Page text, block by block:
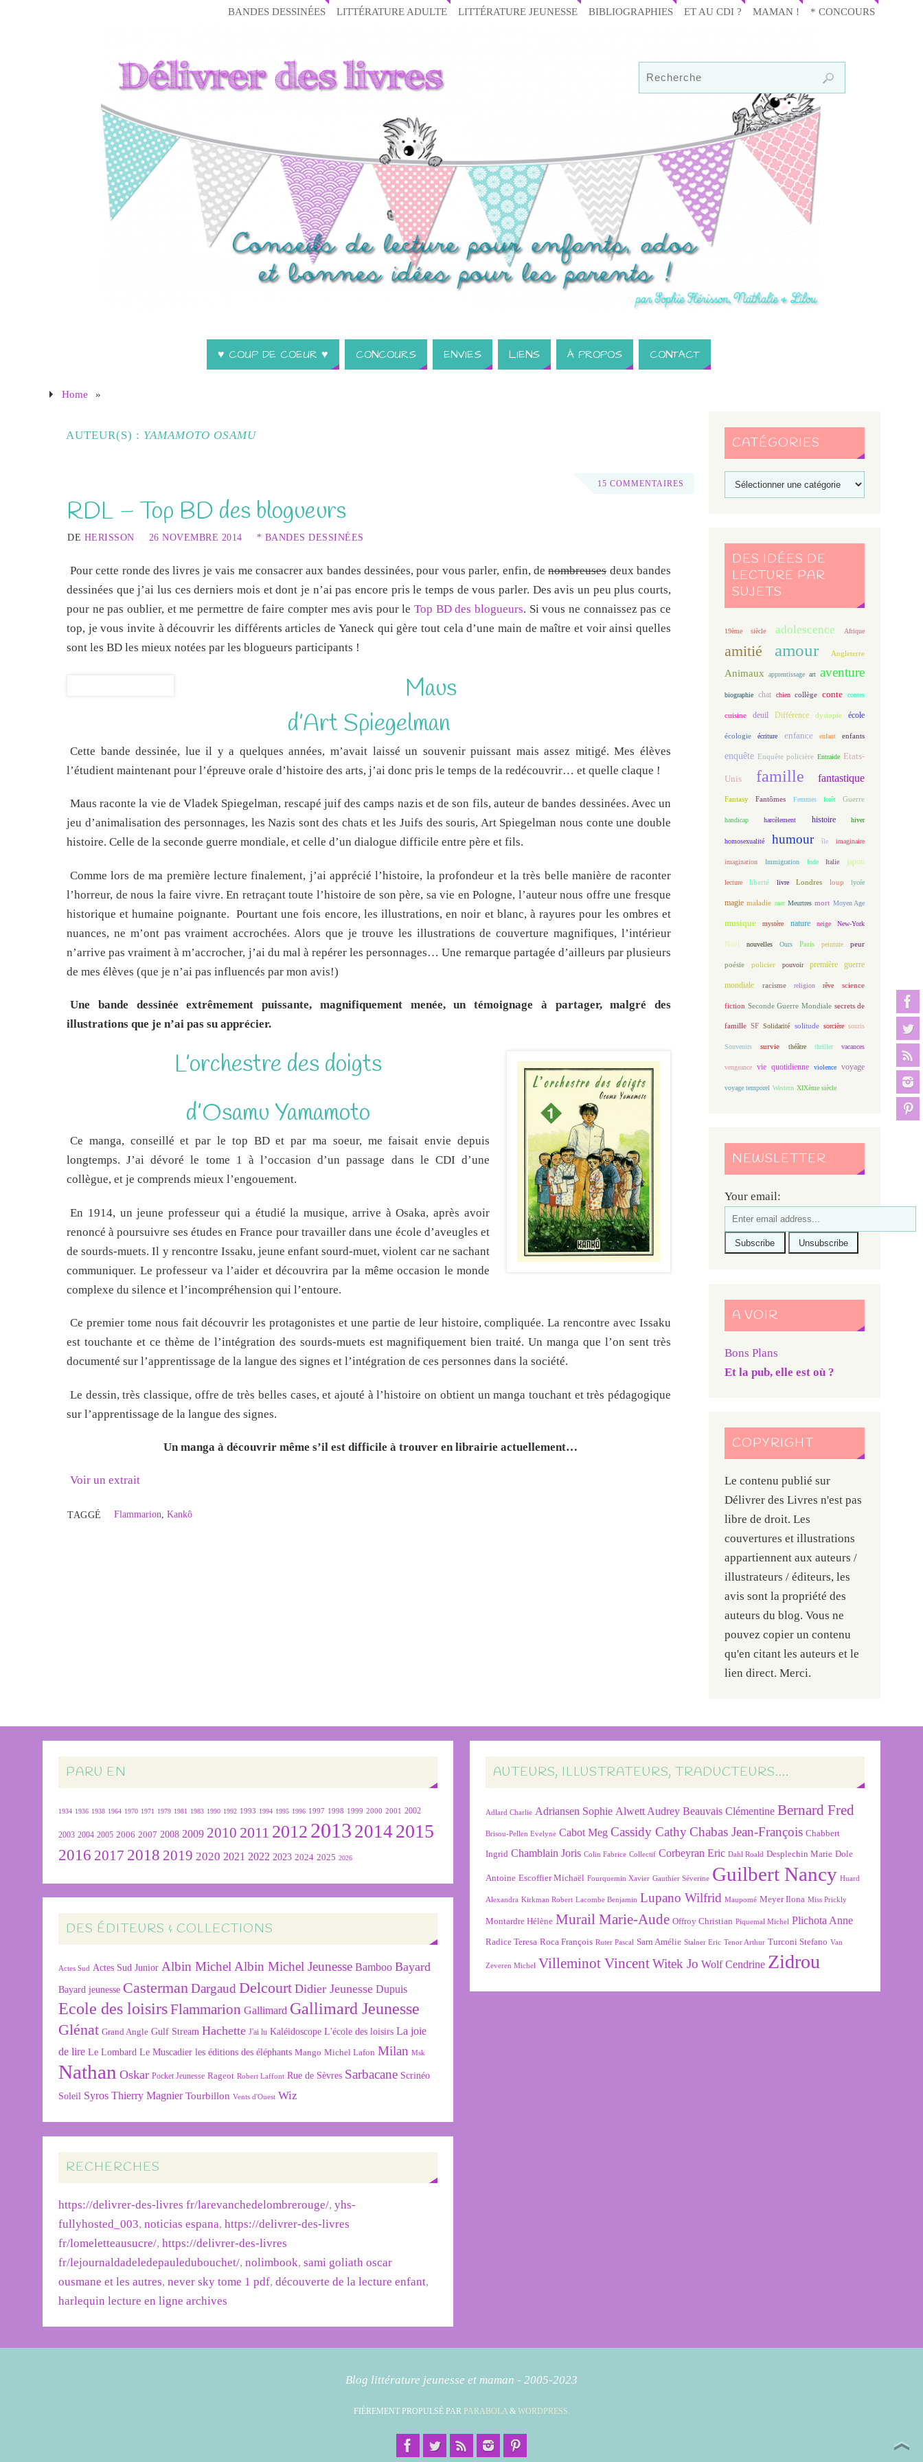
BANDES DESSINÉES LITTÉRATURE ADULTE LITTÉRATURE JEUNESSE BIBLIOGRAPHIES ET AU CDI ? MAMAN ! * CONCOURS
♥ COUP DE COEUR ♥ CONCOURS ENVIES LIENS À PROPOS CONTACT
Home »
AUTEUR(S) : YAMAMOTO OSAMU
15 COMMENTAIRES
RDL – Top BD des blogueurs
DE HERISSON 26 NOVEMBRE 2014 * BANDES DESSINÉES
Pour cette ronde des livres je vais me consacrer aux bandes dessinées, pour vous parler, enfin, denombreusesdeux bandes
dessinées que j’ai lus ces derniers mois et dont je n’ai pas encore pris le temps de vous parler. Des avis un peu plus courts,
pour ne pas oublier, et me permettre de faire compter mes avis pour leTop BD des blogueurs. Si vous ne connaissez pas ce
top, je vous invite à découvrir les différents articles de Yaneck qui gère tout cela d’une main de maître et voir ainsi quelles
sont les BD les mieux notées par les blogueurs participants !
Maus
d’Art Spiegelman
Cette bande dessinée, lue il y a quelques années, m’avait laissé un souvenir puissant mais assez mitigé. Mes élèves
l’étudient maintenant pour l’épreuve orale d’histoire des arts, j’ai donc pris le temps de la redécouvrir… et quelle claque !
Maus raconte la vie de Vladek Spiegelman, rescapé juif des camps nazis et de son fils, auteur de bandes dessinées. Avec un
jeu d’animalisation des personnages, les Nazis sont des chats et les Juifs des souris, Art Spiegelman nous conte une double
histoire. Celle de la seconde guerre mondiale, et celle d’un dialogue difficile entre père et fils.
Comme lors de ma première lecture finalement, j’ai apprécié l’histoire, la profondeur et la très belle manière de raconter
l’horreur, de nous la faire vivre. En retraçant toute l’histoire de son père, sa vie en Pologne, l’auteur nous offre une fresque
historique et humaine poignante. Pourtant une fois encore, les illustrations, en noir et blanc, à rayures pour les ombres et
nuances, ne m’ont pas vraiment accrochées. Alors que je trouve les illustrations de couverture magnifiques, l’intérieur
n’arrive pas vraiment à m’accrocher, j’ai du mal à repérer les personnages… Une remarque partagée d’ailleurs par plusieurs
de mes élèves (que je n’ai pas influencés par mon avis!)
Une bande dessinée extrêmement puissante, magnifiquement menée, un témoignage à partager, malgré des
illustrations que je n’ai pas su apprécier.
L’orchestre des doigts
d’Osamu Yamamoto
Ce manga, conseillé et par le top BD et par ma soeur, me faisait envie depuis
longtemps. J’ai dévoré le tome 1 à l’occasion d’un passage dans le CDI d’une
collègue, et je comprends mieux l’engouement.
En 1914, un jeune professeur qui a étudié la musique, arrive à Osaka, après avoir
renoncé à poursuivre ses études en France pour travailler dans une école d’aveugles et
de sourds-muets. Il y rencontre Issaku, jeune enfant sourd-muet, violent car ne sachant
communiquer. Le professeur va l’aider et découvrira par la même occasion le monde
complexe du silence et l’incompréhension qui l’entoure.
Ce premier tome nous fait découvrir les protagonistes et une partie de leur histoire, compliquée. La rencontre avec Issaku
est touchante et ce thème de l’intégration des sourds-muets est magnifiquement bien traité. Un manga que l’on sent très
documenté sur l’apprentissage de la langue des signes et l’intégration de ces personnes dans la société.
Le dessin, très classique, offre de très belles cases, et ajouté à l’histoire on obtient un manga touchant et très pédagogique
sur l’apprentissage de la langue des signes.
Un manga à découvrir même s’il est difficile à trouver en librairie actuellement…
Voir un extrait
TAGGÉ Flammarion Kankô
CATÉGORIES
DES IDÉES DE
LECTURE PAR
SUJETS
19ème siècle adolescence Afrique
amitié amour Angleterre
Animaux apprentissage art aventure
biographie chat chien collège conte contes
cuisine deuil Différence dystopie école
écologie écriture enfance enfant enfants
enquête Enquête policière Entraide Etats-
Unis famille fantastique
Fantasy Fantômes Femmes forêt Guerre
handicap harcèlement histoire hiver
homosexualité humour île imaginaire
imagination Immigration Inde Italie japon
lecture liberté livre Londres loup lycée
magie maladie mer Meurtres mort Moyen Age
musique mystère nature neige New-York
Noël nouvelles Ours Paris peinture peur
poésie policier pouvoir première guerre
mondiale racisme religion rêve science
fiction Seconde Guerre Mondiale secrets de
famille SF Solidarité solitude sorcière souris
Souvenirs survie théâtre thriller vacances
vengeance vie quotidienne violence voyage
voyage temporel Western XIXème siècle
NEWSLETTER
Your email:
A VOIR
Bons Plans
Et la pub, elle est où ?
COPYRIGHT
Le contenu publié sur
Délivrer des Livres n'est pas
libre de droit. Les
couvertures et illustrations
appartiennent aux auteurs /
illustrateurs / éditeurs, les
avis sont la propriété des
auteurs du blog. Vous ne
pouvez copier un contenu
qu'en citant les auteurs et le
lien direct. Merci.
PARU EN
1934 1936 1938 1964 1970 1971 1979 1981 1983 1990 1992 1993 1994 1995 1996 1997 1998 1999 2000 2001 2002
2003 2004 2005 2006 2007 2008 2009 2010 2011 2012 2013 2014 2015
2016 2017 2018 2019 2020 2021 2022 2023 2024 2025 2026
DES ÉDITEURS & COLLECTIONS
Actes Sud Actes Sud Junior Albin Michel Albin Michel Jeunesse Bamboo Bayard
Bayard jeunesse CastermanDargaud Delcourt Didier Jeunesse Dupuis
Ecole des loisirsFlammarion Gallimard Gallimard Jeunesse
Glénat Grand Angle Gulf Stream Hachette J'ai lu Kaléidoscope L'école des loisirs La joie
de lire Le Lombard Le Muscadier les éditions des éléphants Mango Michel Lafon Milan Msk
Nathan Oskar Pocket Jeunesse Rageot Robert Laffont Rue de Sèvres Sarbacane Scrinéo
Soleil Syros Thierry Magnier Tourbillon Vents d'Ouest Wiz
RECHERCHES
https://delivrer-des-livres fr/larevanchedelombrerouge/,yhs-
fullyhosted_003,noticias espana,https://delivrer-des-livres
fr/lomeletteausucre/,https://delivrer-des-livres
fr/lejournaldadeledepauledubouchet/,nolimbook,sami goliath oscar
ousmane et les autres,never sky tome 1 pdf,découverte de la lecture enfant,
harlequin lecture en ligne archives
AUTEURS, ILLUSTRATEURS, TRADUCTEURS….
Adlard Charlie Adriansen Sophie Alwett Audrey Beauvais Clémentine Bernard Fred
Brisou-Pellen Evelyne Cabot Meg Cassidy Cathy Chabas Jean-François Chabbert
Ingrid Chamblain Joris Colin Fabrice Collectif Corbeyran Eric Dahl Roald Desplechin Marie Dole
Antoine Escoffier Michaël Fourquemin Xavier Gauthier Séverine Guilbert Nancy Huard
Alexandra Kirkman Robert Lacombe Benjamin Lupano Wilfrid Maupomé Meyer Ilona Miss Prickly
Montardre Hélène Murail Marie-Aude Offroy Christian Piquemal Michel Plichota Anne
Radice Teresa Roca François Ruter Pascal Sarn Amélie Stalner Eric Tenor Arthur Turconi Stefano Van
Zeveren Michel Villeminot Vincent Witek Jo Wolf Cendrine Zidrou
Blog littérature jeunesse et maman - 2005-2023
FIÈREMENT PROPULSÉ PAR PARABOLA & WORDPRESS.